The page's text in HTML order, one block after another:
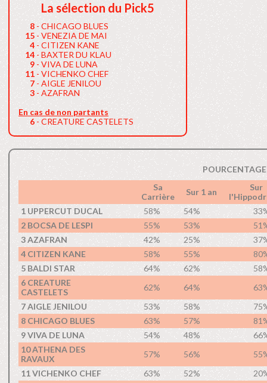
La sélection du Pick5
8- CHICAGO BLUES
15- VENEZIA DE MAI
4- CITIZEN KANE
14- BAXTER DU KLAU
9- VIVA DE LUNA
11- VICHENKO CHEF
7- AIGLE JENILOU
3- AZAFRAN
En cas de non partants
6- CREATURE CASTELETS
Sa
Carrière
Sur 1 an
Sur
1 UPPERCUT DUCAL
58% 54%
2 BOCSA DE LESPI
55% 53%
3 AZAFRAN
42% 25%
4 CITIZEN KANE
58% 55%
5 BALDI STAR
64% 62%
6 CREATURE
CASTELETS
62% 64%
7 AIGLE JENILOU
53% 58%
8 CHICAGO BLUES
63% 57%
9 VIVA DE LUNA
54% 48%
10 ATHENA DES
RAVAUX
57% 56%
11 VICHENKO CHEF
63% 52%